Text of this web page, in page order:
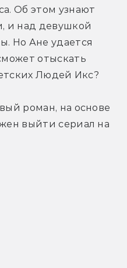
Об этом узнают
и над девушкой
Но Ане удается
отыскать
Людей Икс?
роман, на основе
выйти сериал на